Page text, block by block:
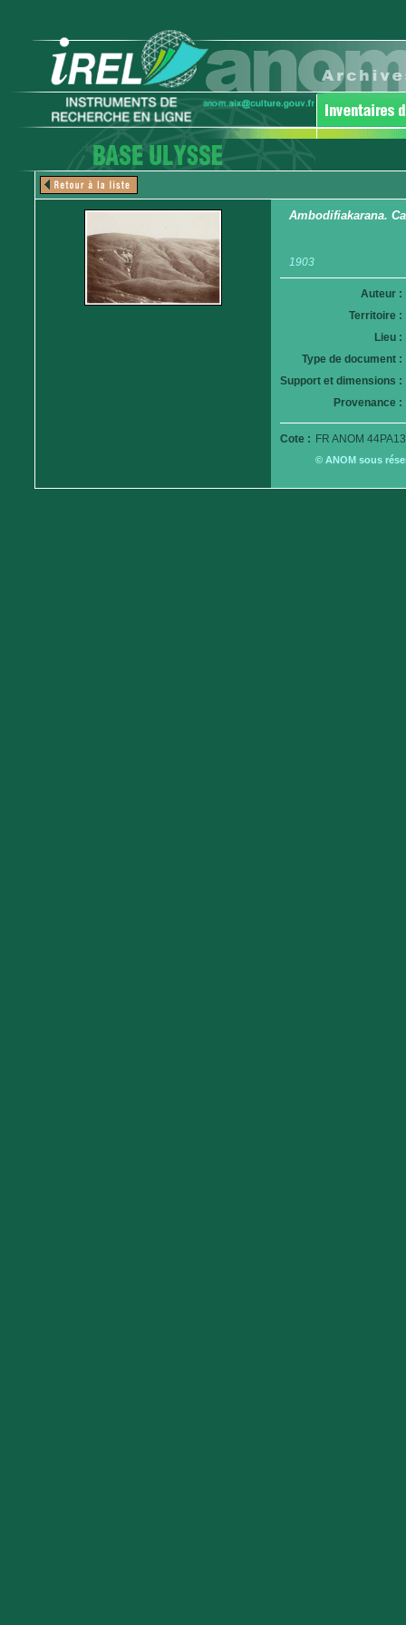
Ambodifiakarana.
1903
Auteur :
Territoire :
Lieu :
Type de document :
Support et dimensions :
Provenance :
Cote : FR ANOM
© ANOM sous